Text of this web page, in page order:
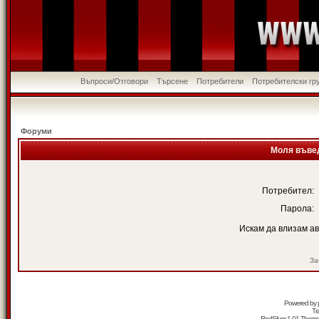
Въпроси/Отговори Търсене Потребители Потребителски
Форуми
Моля
Потребител:
Парола:
Искам да влизам
Powered by